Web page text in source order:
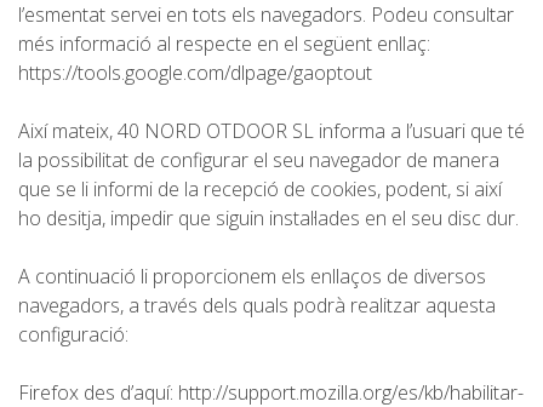
l’esmentat servei en tots els navegadors. Podeu consultar
més informació al respecte en el següent enllaç:
https://tools.google.com/dlpage/gaoptout
Així mateix, 40 NORD OTDOOR SL informa a l’usuari que té
la possibilitat de configurar el seu navegador de manera
que se li informi de la recepció de cookies, podent, si així
ho desitja, impedir que siguin instal·lades en el seu disc dur.
A continuació li proporcionem els enllaços de diversos
navegadors, a través dels quals podrà realitzar aquesta
configuració:
Firefox des d’aquí: http://support.mozilla.org/es/kb/habilitar-